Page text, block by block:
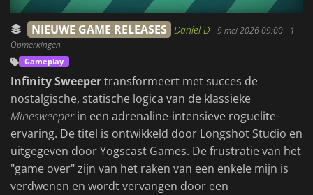
NIEUWE GAME RELEASES Daniel-D -9 mei 2026 09:00- 1
Opmerkingen
Gameplay
Infinity Sweepertransformeert met succes de
nostalgische, statische logica van de klassieke
Minesweeperin een adrenaline-intensieve roguelite-
ervaring. De titel is ontwikkeld door Longshot Studio en
uitgegeven door Yogscast Games. De frustratie van het
"game over" zijn van het raken van een enkele mijn is
verdwenen en wordt vervangen door een